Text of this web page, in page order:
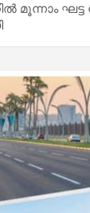
മൂന്നാം